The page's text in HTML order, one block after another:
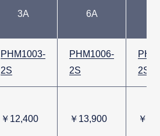
3A 6A
PHM1003-
2S
PHM1006-
2S
2S
￥12,400 ￥13,900 ￥